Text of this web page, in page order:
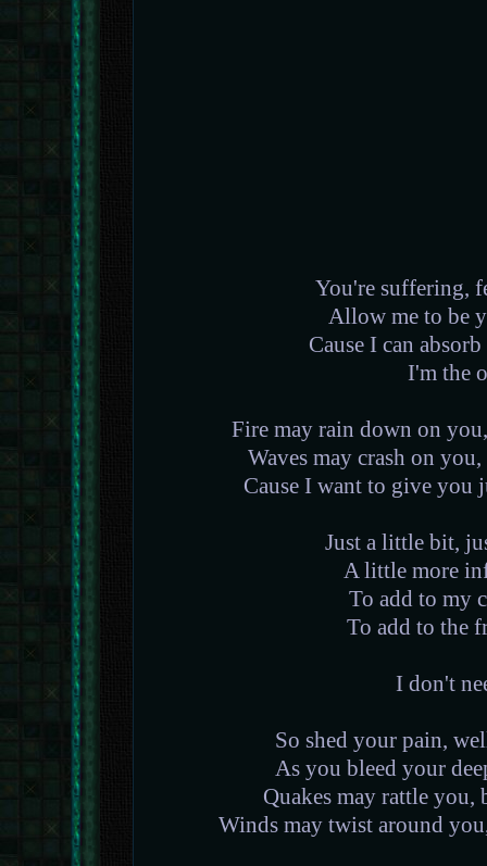
You're suffering,
Allow me to be
Cause I can
I'm the
Fire may rain down on
Waves may crash on
Cause I want to give you
Just a little bit,
A little more
To add to my
To add to the
I don't
So shed your pain,
As you bleed your
Quakes may rattle
Winds may twist around